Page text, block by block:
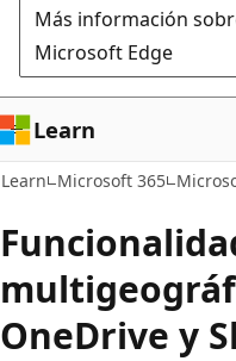
Más información
Microsoft Edge
Learn
Learn Microsoft 365
OneDrive y